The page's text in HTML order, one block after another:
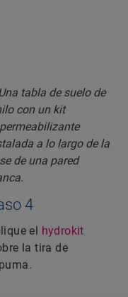
4
el hydrokit
la tira de